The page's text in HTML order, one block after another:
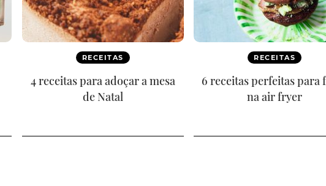
RECEITAS
4 receitas para adoçar a mesa
de Natal
RECEITAS
6 receitas perfeitas para
na air fryer